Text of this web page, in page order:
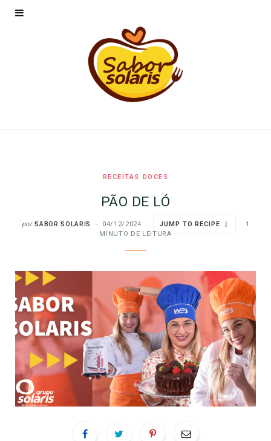
RECEITAS DOCES
PÃO DE LÓ
por SABOR SOLARIS 04/12/2024 JUMP TO RECIPE
1
MINUTO DE LEITURA